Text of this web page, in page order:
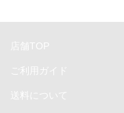
Thunderbolt
USB
店舗TOP
ご利用ガイド
送料について